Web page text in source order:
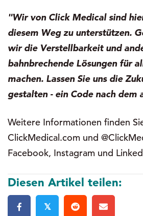
"Wir von Click Medical sind
diesem Weg zu unterstützen.
wir die Verstellbarkeit und
bahnbrechende Lösungen für
machen. Lassen Sie uns die
gestalten - ein Code nach dem
Weitere Informationen finden
ClickMedical.com und
Facebook, Instagram und
Diesen Artikel teilen:
𝕏